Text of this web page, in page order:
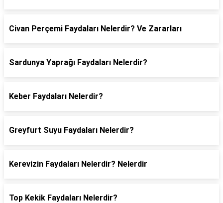
Civan Perçemi Faydaları Nelerdir? Ve Zararları
Sardunya Yaprağı Faydaları Nelerdir?
Keber Faydaları Nelerdir?
Greyfurt Suyu Faydaları Nelerdir?
Kerevizin Faydaları Nelerdir? Nelerdir
Top Kekik Faydaları Nelerdir?